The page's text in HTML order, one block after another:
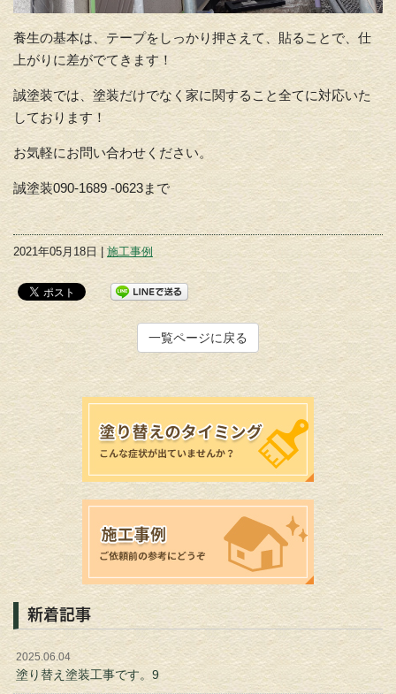
養生の基本は、テープをしっかり押さえて、貼ることで、仕
上がりに差がでてきます！
誠塗装では、塗装だけでなく家に関すること全てに対応いた
しております！
お気軽にお問い合わせください。
誠塗装090-1689 -0623まで
2021年05月18日 | 施工事例
一覧ページに戻る
新着記事
2025.06.04
塗り替え塗装工事です。9